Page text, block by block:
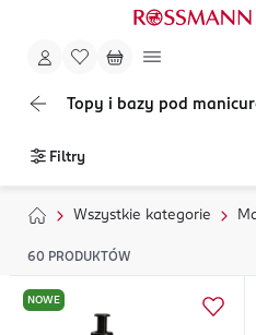
Topy i bazy pod
Filtry
Wszystkie kategorie
60 PRODUKTÓW
NOWE